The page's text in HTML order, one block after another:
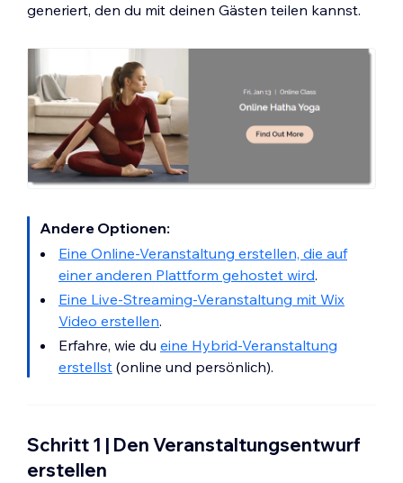
generiert, den du mit deinen Gästen teilen kannst.
Andere Optionen:
Eine Online-Veranstaltung erstellen, die auf
einer anderen Plattform gehostet wird.
Eine Live-Streaming-Veranstaltung mit Wix
Video erstellen.
Erfahre, wie du eine Hybrid-Veranstaltung
erstellst (online und persönlich).
Schritt 1 | Den Veranstaltungsentwurf
erstellen